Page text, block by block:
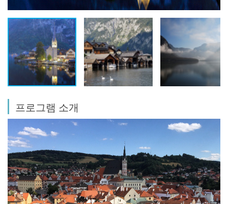
프로그램 소개